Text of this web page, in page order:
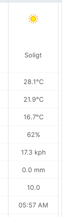
Soligt
28.1°C
21.9°C
16.7°C
62%
17.3 kph
0.0 mm
10.0
05:57 AM